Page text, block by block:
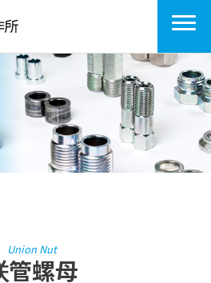
Union Nut
管螺母